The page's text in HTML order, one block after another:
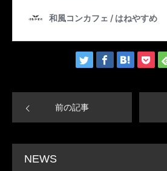
前の記事
NEWS